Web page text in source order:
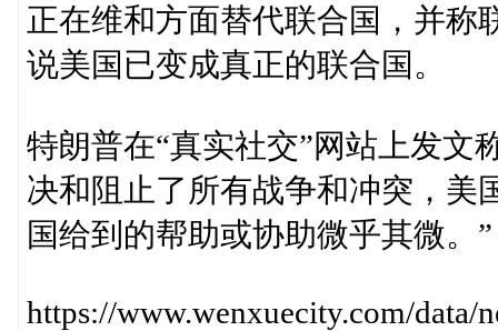
正在维和方面替代联合国，并称
说美国已变成真正的联合国。
特朗普在“真实社交”网站上发文
决和阻止了所有战争和冲突，美
国给到的帮助或协助微乎其微。”
https://www.wenxuecity.com/data/